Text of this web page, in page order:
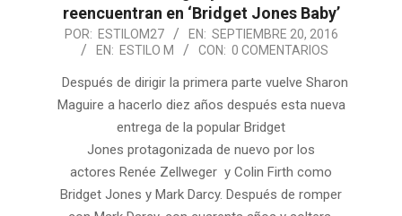
reencuentran en ‘Bridget Jones Baby’
2016-
20
POR: ESTILOM27 EN: SEPTIEMBRE 20, 2016
EN: ESTILO M CON: 0 COMENTARIOS
Después de dirigir la primera parte vuelve Sharon
Maguire a hacerlo diez años después esta nueva
entrega de la popular Bridget
Jones protagonizada de nuevo por los
actores Renée Zellweger y Colin Firth como
Bridget Jones y Mark Darcy. Después de romper